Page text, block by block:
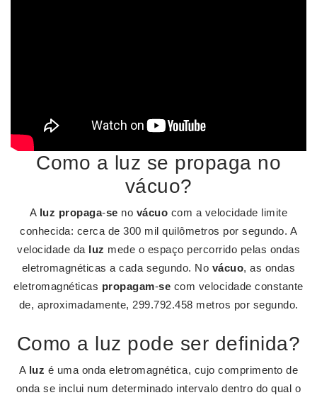
Como a luz se propaga no
vácuo?
A luz propaga-se no vácuo com a velocidade limite
conhecida: cerca de 300 mil quilômetros por segundo. A
velocidade da luz mede o espaço percorrido pelas ondas
eletromagnéticas a cada segundo. No vácuo, as ondas
eletromagnéticas propagam-se com velocidade constante
de, aproximadamente, 299.792.458 metros por segundo.
Como a luz pode ser definida?
A luz é uma onda eletromagnética, cujo comprimento de
onda se inclui num determinado intervalo dentro do qual o